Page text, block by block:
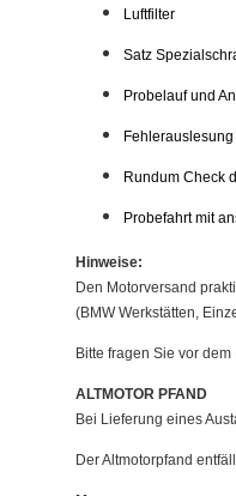
Luftfilter
Satz
Probelauf und
Fehlerauslesung
Rundum Check
Probefahrt mit
Hinweise:
Den Motorversand
(BMW Werkstätten,
Bitte fragen Sie vor
ALTMOTOR PFAND
Bei Lieferung eines
Der Altmotorpfand